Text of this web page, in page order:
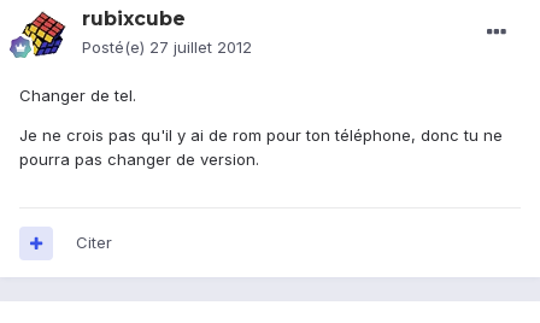
rubixcube
Posté(e) 27 juillet 2012
Changer de tel.
Je ne crois pas qu'il y ai de rom pour ton téléphone, donc tu ne
pourra pas changer de version.
Citer